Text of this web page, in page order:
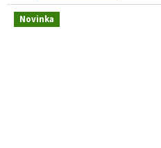
Novinka